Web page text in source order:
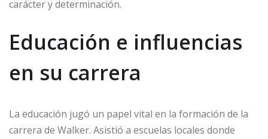
carácter y determinación.
Educación e influencias
en su carrera
La educación jugó un papel vital en la formación de la
carrera de Walker. Asistió a escuelas locales donde